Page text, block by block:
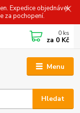
Expedice objednávek
za pochopení.
Menu
Hledat
0 ks
za 0 Kč